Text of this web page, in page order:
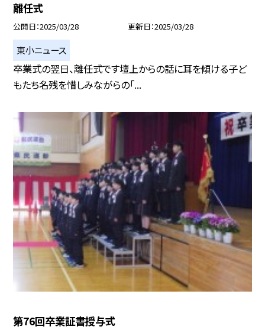
離任式
公開日 2025/03/28 更新日 2025/03/28
東小ニュース
卒業式の翌日、離任式です壇上からの話に耳を傾ける子ど
もたち名残を惜しみながらの「...
第76回卒業証書授与式